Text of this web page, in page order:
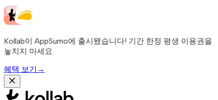
Kollab이 AppSumo에 출시됐습니다! 기간 한정 평생 이용권을
놓치지 마세요.
혜택 보기 →